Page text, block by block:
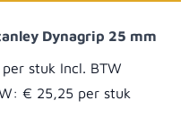
Dynagrip 25 mm
€ 25,25